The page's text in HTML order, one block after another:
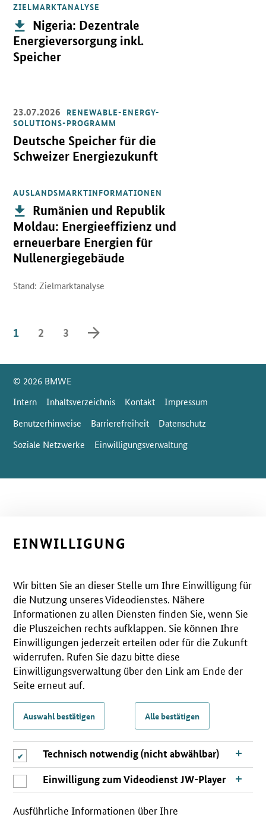
ZIELMARKTANALYSE
Publikation:
Nigeria: Dezentrale
Energieversorgung inkl.
Speicher
Öffnet PDF "Nigeria: Dezentrale Energieversorgung inkl.
23.07.2026 RENEWABLE-ENERGY-
SOLUTIONS-PROGRAMM
Deutsche Speicher für die
Schweizer Energiezukunft
Öffnet Einzelsicht
AUSLANDSMARKTINFORMATIONEN
Publikation:
Rumänien und Republik
Moldau: Energieeffizienz und
erneuerbare Energien für
Nullenergiegebäude
Stand: Zielmarktanalyse
Öffnet PDF "Rumänien und Republik Moldau: Energieeffizienz
1 2 3 vorwärts blättern
SrOnlyServicemenü
© 2026 BMWE
Intern
Inhaltsverzeichnis Kontakt
Impressum
Benutzerhinweise
Barrierefreiheit
Datenschutz
Soziale Netzwerke
Einwilligungsverwaltung
EINWILLIGUNG
Wir bitten Sie an dieser Stelle um Ihre Einwilligung für
die Nutzung unseres Videodienstes. Nähere
Informationen zu allen Diensten finden Sie, wenn Sie
die Pluszeichen rechts aufklappen. Sie können Ihre
Einwilligungen jederzeit erteilen oder für die Zukunft
widerrufen. Rufen Sie dazu bitte diese
Einwilligungsverwaltung über den Link am Ende der
Seite erneut auf.
Auswahl bestätigen Alle bestätigen
Technisch notwendig (nicht abwählbar)
Einwilligung zum Videodienst JW-Player
Ausführliche Informationen über Ihre